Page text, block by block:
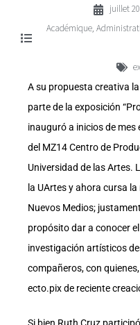
juillet
Académique,
A su propuesta creativa
parte de la exposición
inauguró a inicios de mes
del MZ14 Centro de
Universidad de las Artes.
la UArtes y ahora cursa
Nuevos Medios;
propósito dar a conocer
investigación artísticos
compañeros, con
ecto.pix de reciente